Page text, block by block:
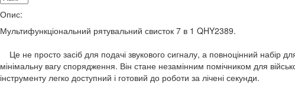
Опис:
Мультифункціональний рятувальний свисток 7 в 1 QHY2389.
Це не просто засіб для подачі звукового сигналу, а повноцінний набір
мінімальну вагу спорядження. Він стане незамінним помічником для
інструменту легко доступний і готовий до роботи за лічені секунди.